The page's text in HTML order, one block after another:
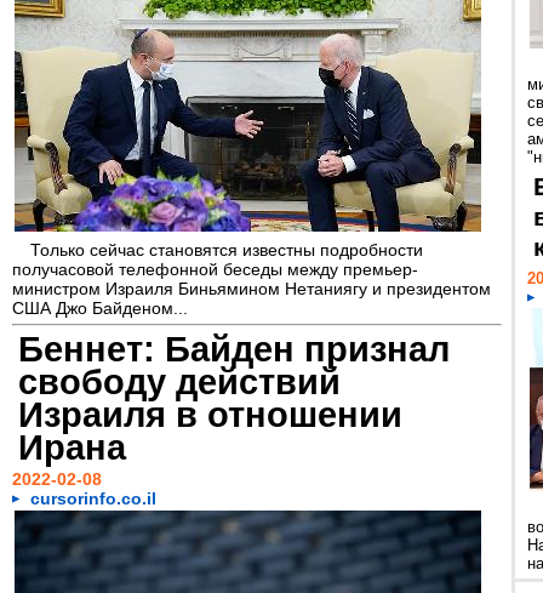
Только сейчас становятся известны подробности
получасовой телефонной беседы между премьер-
министром Израиля Биньямином Нетаниягу и президентом
США Джо Байденом...
Беннет: Байден признал
свободу действий
Израиля в отношении
Ирана
2022-02-08
cursorinfo.co.il